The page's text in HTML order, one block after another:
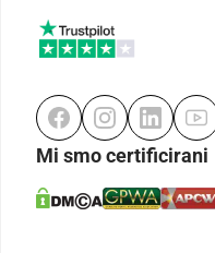
Mi smo certificirani